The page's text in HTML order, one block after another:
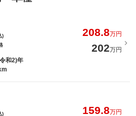
)
208.8万円
202万円
和2)年
)
159.8万円